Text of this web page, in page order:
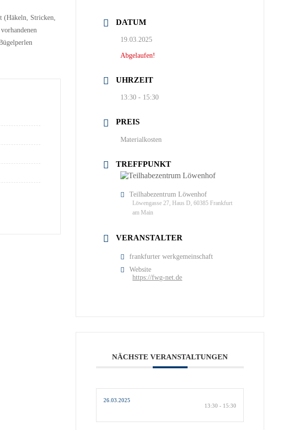
(Häkeln, Stricken,
DATUM
19.03.2025
Abgelaufen!
UHRZEIT
13:30 - 15:30
PREIS
Materialkosten
TREFFPUNKT
Teilhabezentrum Löwenhof
Löwengasse 27, Haus D, 60385 Frankfurt
am Main
VERANSTALTER
frankfurter werkgemeinschaft
Website
https://fwg-net.de
NÄCHSTE VERANSTALTUNGEN
26.03.2025
13:30 - 15:30